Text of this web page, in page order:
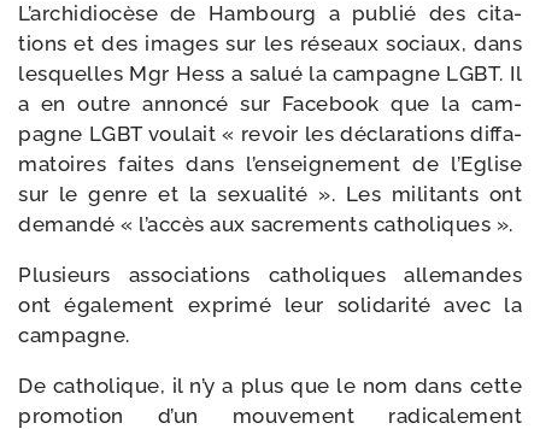
L’archidiocèse de Hambourg a publié des cita­
tions et des images sur les réseaux sociaux, dans
les­quelles Mgr Hess a salué la cam­pagne LGBT. Il
a en outre annon­cé sur Facebook que la cam­
pagne LGBT vou­lait « revoir les décla­ra­tions dif­fa­
ma­toires faites dans l’enseignement de l’Eglise
sur le genre et la sexua­li­té ». Les mili­tants ont
deman­dé « l’accès aux sacre­ments catholiques ».
Plusieurs asso­cia­tions catho­liques alle­mandes
ont éga­le­ment expri­mé leur soli­da­ri­té avec la
campagne.
De catho­lique, il n’y a plus que le nom dans cette
pro­mo­tion d’un mou­ve­ment radi­ca­le­ment